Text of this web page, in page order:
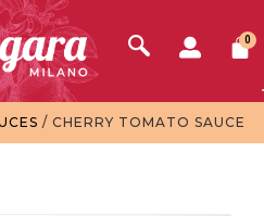
0
/ CHERRY TOMATO SAUCE